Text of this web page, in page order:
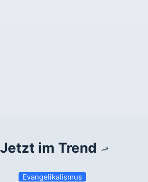
Jetzt im Trend
Evangelikalismus